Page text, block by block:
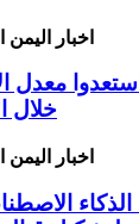
اخبار اليمن
معدل
خلال
اخبار اليمن